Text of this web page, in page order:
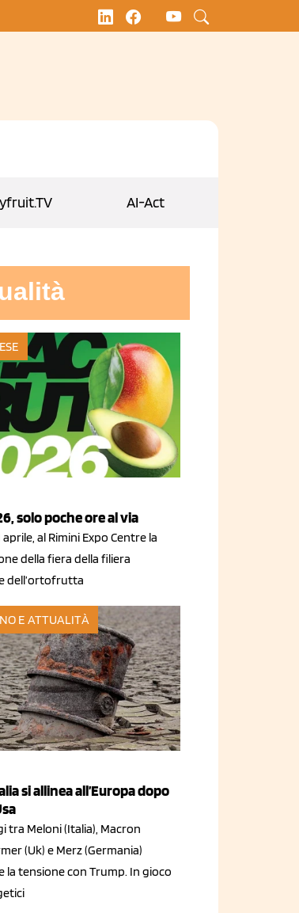
AI-Act
solo poche ore al via
aprile, al Rimini Expo Centre la
della fiera della filiera
dell’ortofrutta
E ATTUALITÀ
si allinea all’Europa dopo
tra Meloni (Italia), Macron
(Uk) e Merz (Germania)
la tensione con Trump. In gioco